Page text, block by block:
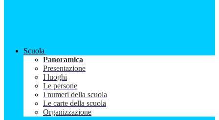
Scuola
Panoramica
Presentazione
I luoghi
Le persone
I numeri della scuola
Le carte della scuola
Organizzazione